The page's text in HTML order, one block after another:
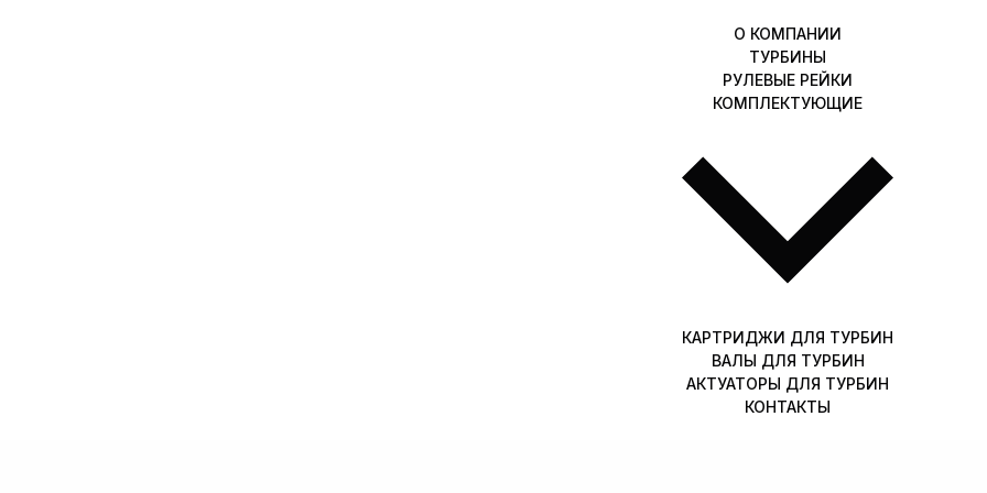
О КОМПАНИИ
ТУРБИНЫ
РУЛЕВЫЕ РЕЙКИ
КОМПЛЕКТУЮЩИЕ
КАРТРИДЖИ ДЛЯ ТУРБИН
ВАЛЫ ДЛЯ ТУРБИН
АКТУАТОРЫ ДЛЯ ТУРБИН
КОНТАКТЫ